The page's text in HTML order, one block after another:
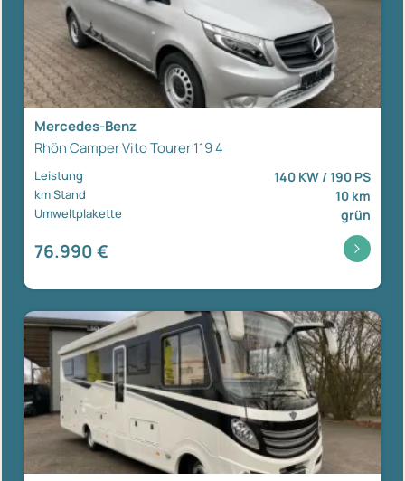
Mercedes-Benz
Rhön Camper Vito Tourer 119 4
Leistung 140 KW / 190 PS
km Stand 10 km
Umweltplakette grün
76.990 €